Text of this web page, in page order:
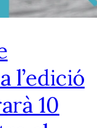
l’edició
10